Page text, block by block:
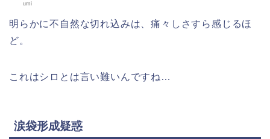
umi
明らかに不自然な切れ込みは、痛々しさすら感じるほ
ど。
これはシロとは言い難いんですね…
涙袋形成疑惑